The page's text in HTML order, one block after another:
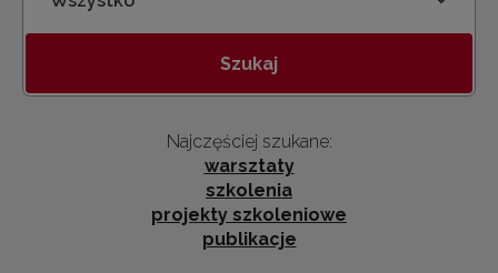
Kategoria
Szukaj
Najczęściej szukane:
warsztaty
szkolenia
projekty szkoleniowe
publikacje